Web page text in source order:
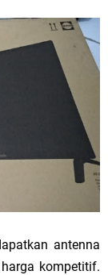
antenna
kompetitif.